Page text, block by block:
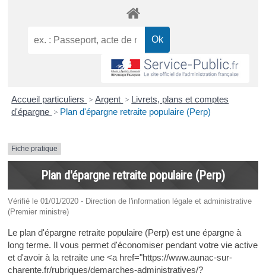
Accueil particuliers > Argent > Livrets, plans et comptes
d'épargne > Plan d'épargne retraite populaire (Perp)
Fiche pratique
Plan d'épargne retraite populaire (Perp)
Vérifié le 01/01/2020 - Direction de l'information légale et administrative
(Premier ministre)
Le plan d'épargne retraite populaire (Perp) est une épargne à
long terme. Il vous permet d'économiser pendant votre vie active
et d'avoir à la retraite une <a href="https://www.aunac-sur-
charente.fr/rubriques/demarches-administratives/?